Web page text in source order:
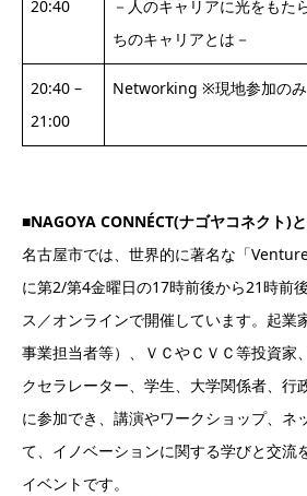
20:40
－人のキャリアに光をもた
ちのキャリアとは－
20:40 –
21:00
Networking ※現地参加のみ
■NAGOYA CONNÉCT(ナゴヤコネクト)
名古屋市では、世界的に著名な「
に第2/第4金曜日の17時前後から21時前
ス／オンラインで開催しています。起業
事業担当者等）、ＶＣやＣＶＣ等投資家
クセラレーター、学生、大学関係者、行
に参加でき、講演やワークショップ、ネ
て、イノベーションに関する学びと交流
イベントです。